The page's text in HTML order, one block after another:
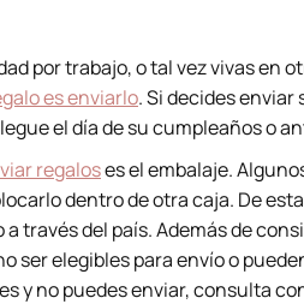
por trabajo, o tal vez vivas en
es enviarlo. Si decides enviar
el día de su cumpleaños o
regaloses el embalaje.
dentro de otra caja. De
través del país. Además de
ser elegibles para envío o
y no puedes enviar, consulta